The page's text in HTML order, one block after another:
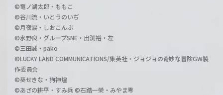
©竜ノ湖太郎・ももこ
©谷川流・いとうのいぢ
©月夜涙・しおこんぶ
©水野良・グループSNE・出渕裕・左
©三田誠・pako
©LUCKY LAND COMMUNICATIONS/集英社・ジョジョの奇妙な冒険GW製
作委員会
©葵せきな・狗神煌
©あざの耕平・すみ兵 ©石踏一榮・みやま零